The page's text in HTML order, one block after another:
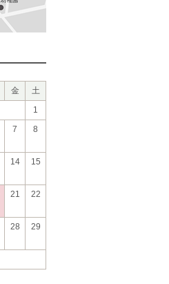
金
土
1
7 8
14 15
21 22
28 29